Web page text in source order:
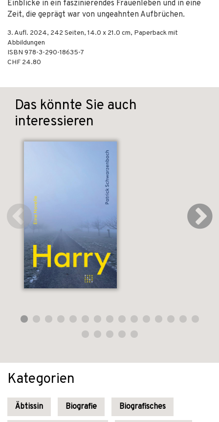
Einblicke in ein faszinierendes Frauenleben und in eine
Zeit, die geprägt war von ungeahnten Aufbrüchen.
3. Aufl. 2024, 242 Seiten, 14.0 x 21.0 cm, Paperback mit
Abbildungen
ISBN 978-3-290-18635-7
CHF 24.80
Das könnte Sie auch
interessieren
Kategorien
Äbtissin Biografie Biografisches